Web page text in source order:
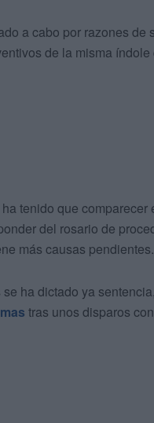
a cabo por razones
de la misma
ha tenido que
del rosario de
más causas pendientes.
ha dictado ya
tras unos disparos